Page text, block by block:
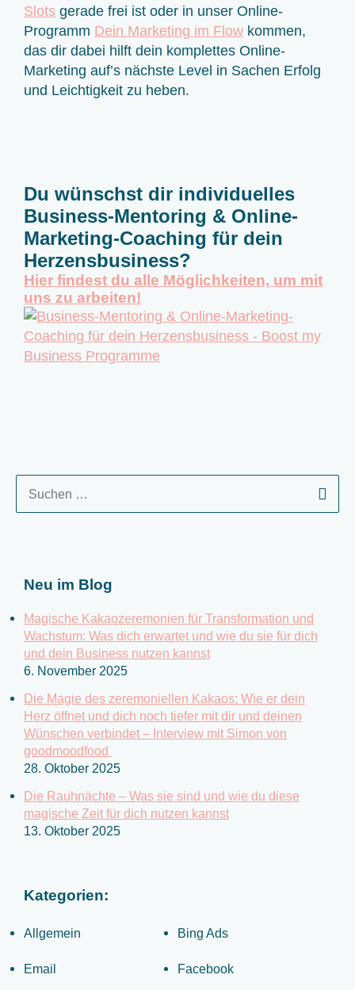
Slots gerade frei ist oder in unser Online-
Programm Dein Marketing im Flow kommen,
das dir dabei hilft dein komplettes Online-
Marketing auf’s nächste Level in Sachen Erfolg
und Leichtigkeit zu heben.
Du wünschst dir individuelles
Business-Mentoring & Online-
Marketing-Coaching für dein
Herzensbusiness?
Hier findest du alle Möglichkeiten, um mit
uns zu arbeiten!
u
Neu im Blog
Magische Kakaozeremonien für Transformation und
Wachstum: Was dich erwartet und wie du sie für dich
und dein Business nutzen kannst
6. November 2025
Die Magie des zeremoniellen Kakaos: Wie er dein
Herz öffnet und dich noch tiefer mit dir und deinen
Wünschen verbindet – Interview mit Simon von
goodmoodfood
28. Oktober 2025
Die Rauhnächte – Was sie sind und wie du diese
magische Zeit für dich nutzen kannst
13. Oktober 2025
Kategorien:
Allgemein Bing Ads
Email Facebook